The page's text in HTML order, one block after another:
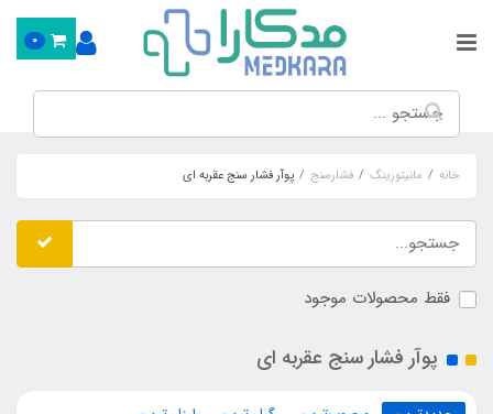
0
خانه مانیتورینگ فشارسنج پوآر فشار سنج عقربه ای
فقط محصولات موجود
پوآر فشار سنج عقربه ای